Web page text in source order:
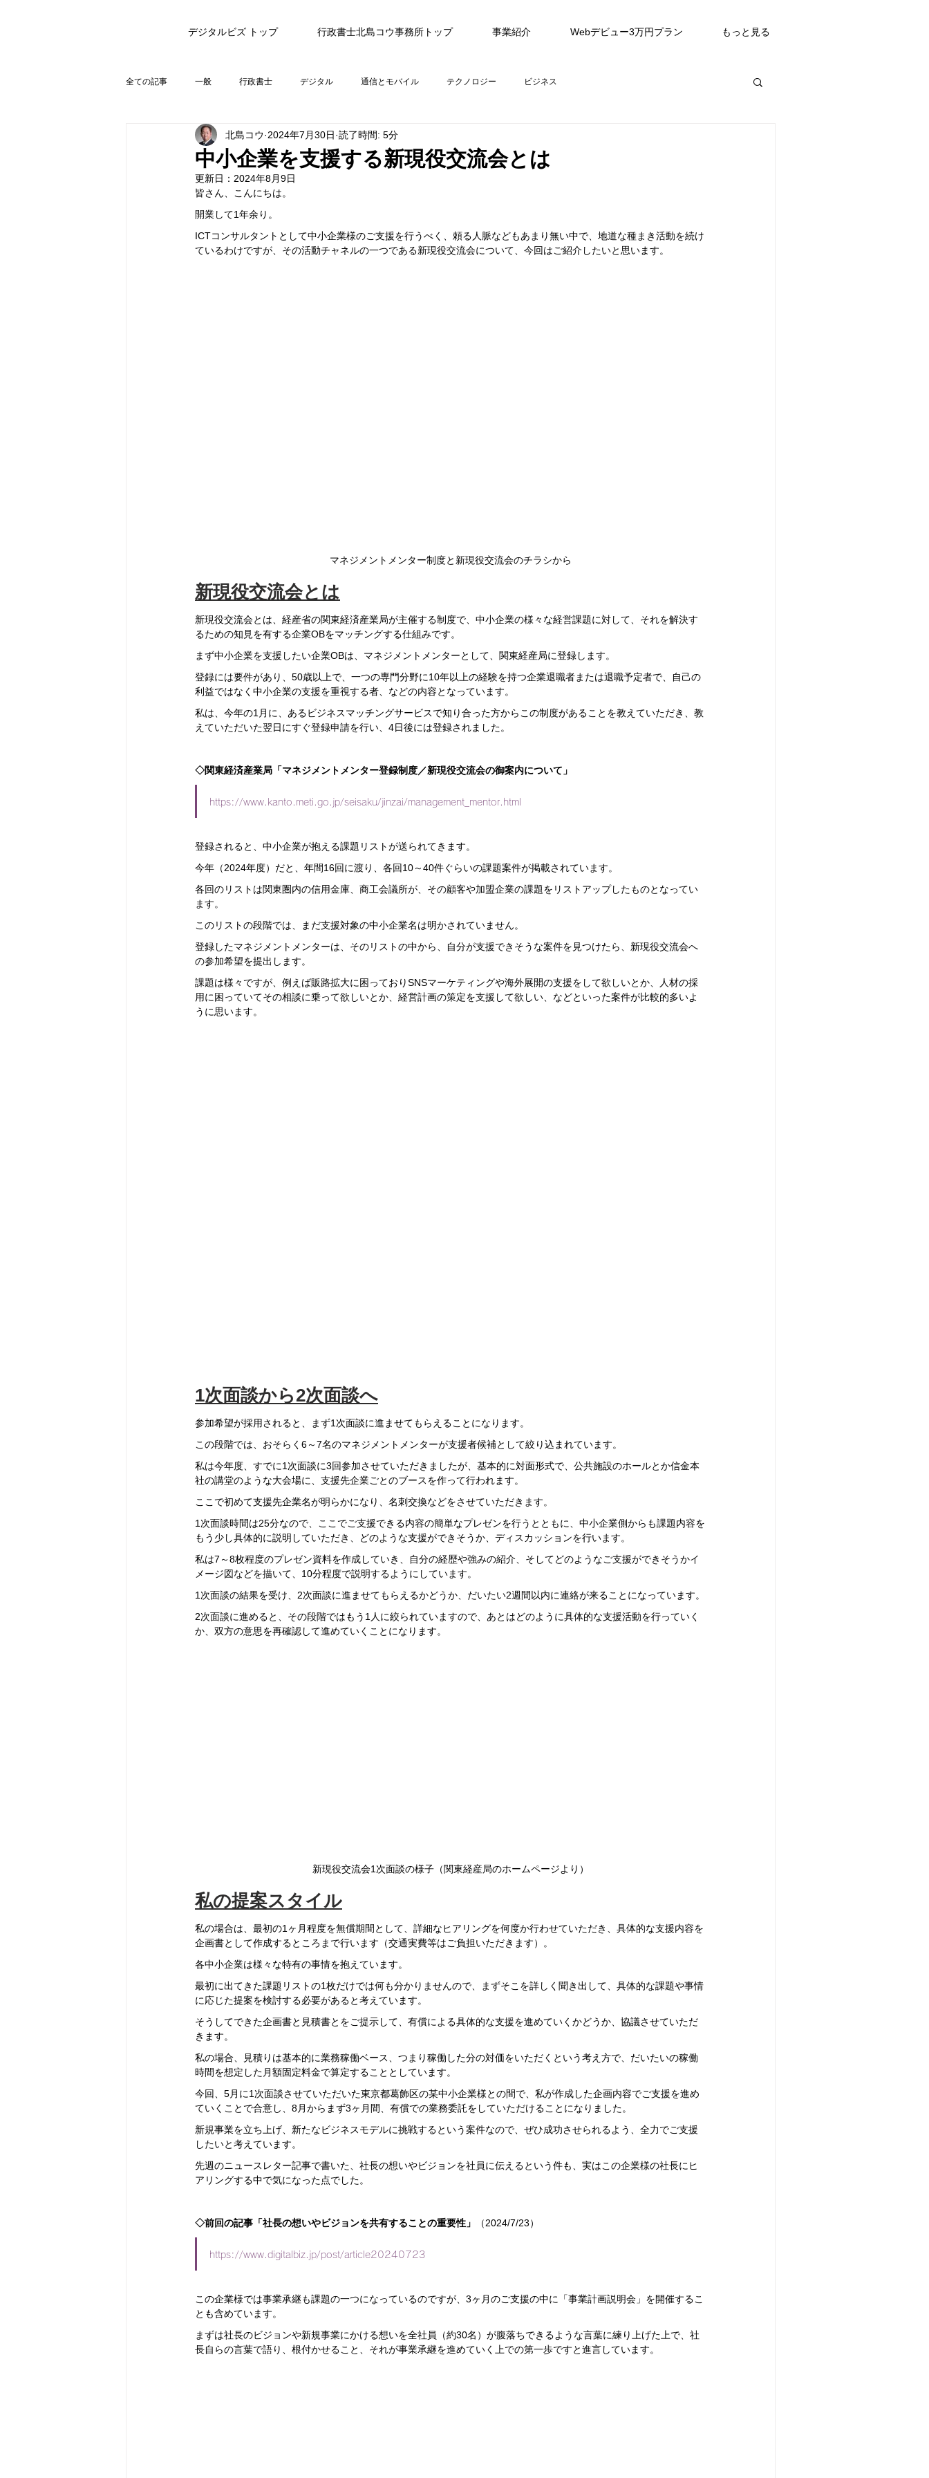
デジタルビズ トップ 行政書士北島コウ事務所トップ 事業紹介 Webデビュー3万円プラン もっと見る
全ての記事 一般 行政書士 デジタル 通信とモバイル テクノロジー ビジネス
中小企業を支援する新現役交流会とは
北島コウ 2024年7月30日 読了時間: 5分
更新日： 2024年8月9日
皆さん、こんにちは。
開業して1年余り。
ICTコンサルタントとして中小企業様のご支援を行うべく、頼る人脈などもあまり無い中で、地道な種まき活動を続け
ているわけですが、その活動チャネルの一つである新現役交流会について、今回はご紹介したいと思います。
マネジメントメンター制度と新現役交流会のチラシから
新現役交流会とは
新現役交流会とは、経産省の関東経済産業局が主催する制度で、中小企業の様々な経営課題に対して、それを解決す
るための知見を有する企業OBをマッチングする仕組みです。
まず中小企業を支援したい企業OBは、マネジメントメンターとして、関東経産局に登録します。
登録には要件があり、50歳以上で、一つの専門分野に10年以上の経験を持つ企業退職者または退職予定者で、自己の
利益ではなく中小企業の支援を重視する者、などの内容となっています。
私は、今年の1月に、あるビジネスマッチングサービスで知り合った方からこの制度があることを教えていただき、教
えていただいた翌日にすぐ登録申請を行い、4日後には登録されました。
◇関東経済産業局「マネジメントメンター登録制度／新現役交流会の御案内について」
https://www.kanto.meti.go.jp/seisaku/jinzai/management_mentor.html
登録されると、中小企業が抱える課題リストが送られてきます。
今年（2024年度）だと、年間16回に渡り、各回10～40件ぐらいの課題案件が掲載されています。
各回のリストは関東圏内の信用金庫、商工会議所が、その顧客や加盟企業の課題をリストアップしたものとなってい
ます。
このリストの段階では、まだ支援対象の中小企業名は明かされていません。
登録したマネジメントメンターは、そのリストの中から、自分が支援できそうな案件を見つけたら、新現役交流会へ
の参加希望を提出します。
課題は様々ですが、例えば販路拡大に困っておりSNSマーケティングや海外展開の支援をして欲しいとか、人材の採
用に困っていてその相談に乗って欲しいとか、経営計画の策定を支援して欲しい、などといった案件が比較的多いよ
うに思います。
1次面談から2次面談へ
参加希望が採用されると、まず1次面談に進ませてもらえることになります。
この段階では、おそらく6～7名のマネジメントメンターが支援者候補として絞り込まれています。
私は今年度、すでに1次面談に3回参加させていただきましたが、基本的に対面形式で、公共施設のホールとか信金本
社の講堂のような大会場に、支援先企業ごとのブースを作って行われます。
ここで初めて支援先企業名が明らかになり、名刺交換などをさせていただきます。
1次面談時間は25分なので、ここでご支援できる内容の簡単なプレゼンを行うとともに、中小企業側からも課題内容を
もう少し具体的に説明していただき、どのような支援ができそうか、ディスカッションを行います。
私は7～8枚程度のプレゼン資料を作成していき、自分の経歴や強みの紹介、そしてどのようなご支援ができそうかイ
メージ図などを描いて、10分程度で説明するようにしています。
1次面談の結果を受け、2次面談に進ませてもらえるかどうか、だいたい2週間以内に連絡が来ることになっています。
2次面談に進めると、その段階ではもう1人に絞られていますので、あとはどのように具体的な支援活動を行っていく
か、双方の意思を再確認して進めていくことになります。
新現役交流会1次面談の様子（関東経産局のホームページより）
私の提案スタイル
私の場合は、最初の1ヶ月程度を無償期間として、詳細なヒアリングを何度か行わせていただき、具体的な支援内容を
企画書として作成するところまで行います（交通実費等はご負担いただきます）。
各中小企業は様々な特有の事情を抱えています。
最初に出てきた課題リストの1枚だけでは何も分かりませんので、まずそこを詳しく聞き出して、具体的な課題や事情
に応じた提案を検討する必要があると考えています。
そうしてできた企画書と見積書とをご提示して、有償による具体的な支援を進めていくかどうか、協議させていただ
きます。
私の場合、見積りは基本的に業務稼働ベース、つまり稼働した分の対価をいただくという考え方で、だいたいの稼働
時間を想定した月額固定料金で算定することとしています。
今回、5月に1次面談させていただいた東京都葛飾区の某中小企業様との間で、私が作成した企画内容でご支援を進め
ていくことで合意し、8月からまず3ヶ月間、有償での業務委託をしていただけることになりました。
新規事業を立ち上げ、新たなビジネスモデルに挑戦するという案件なので、ぜひ成功させられるよう、全力でご支援
したいと考えています。
先週のニュースレター記事で書いた、社長の想いやビジョンを社員に伝えるという件も、実はこの企業様の社長にヒ
アリングする中で気になった点でした。
◇前回の記事「社長の想いやビジョンを共有することの重要性」 （2024/7/23）
https://www.digitalbiz.jp/post/article20240723
この企業様では事業承継も課題の一つになっているのですが、3ヶ月のご支援の中に「事業計画説明会」を開催するこ
とも含めています。
まずは社長のビジョンや新規事業にかける想いを全社員（約30名）が腹落ちできるような言葉に練り上げた上で、社
長自らの言葉で語り、根付かせること、それが事業承継を進めていく上での第一歩ですと進言しています。